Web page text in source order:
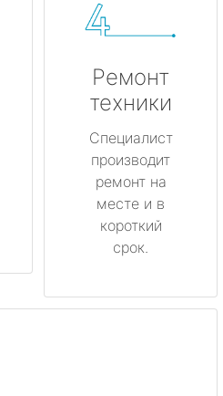
Ремонт
техники
Специалист
производит
ремонт на
месте и в
короткий
срок.